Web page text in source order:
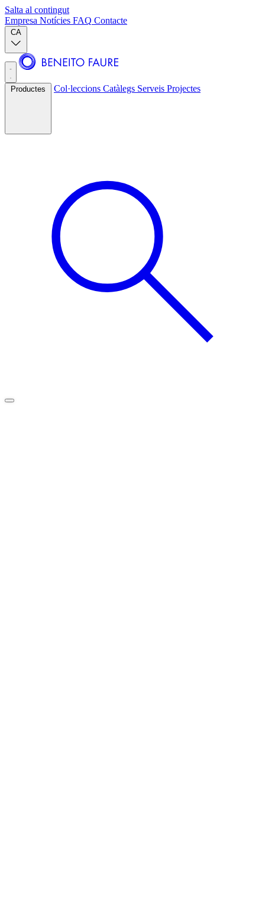
Salta al contingut
Empresa Notícies FAQ Contacte
CA
Productes Col·leccions Catàlegs Serveis Projectes